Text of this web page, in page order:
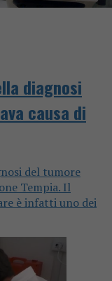
diagnosi
causa di
del tumore
Tempia. Il
è infatti uno dei